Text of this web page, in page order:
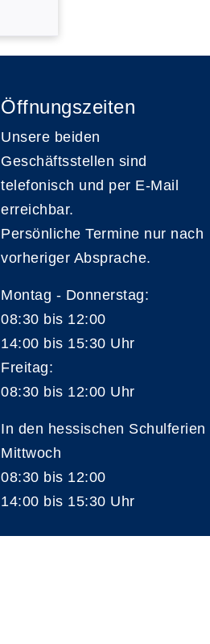
Öffnungszeiten
Unsere beiden
Geschäftsstellen sind
telefonisch und per E-Mail
erreichbar.
Persönliche Termine nur nach
vorheriger Absprache.
Montag - Donnerstag:
08:30 bis 12:00
14:00 bis 15:30 Uhr
Freitag:
08:30 bis 12:00 Uhr
In den hessischen Schulferien
Mittwoch
08:30 bis 12:00
14:00 bis 15:30 Uhr